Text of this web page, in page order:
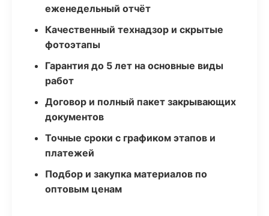
еженедельный отчёт
Качественный технадзор и скрытые
фотоэтапы
Гарантия до 5 лет на основные виды
работ
Договор и полный пакет закрывающих
документов
Точные сроки с графиком этапов и
платежей
Подбор и закупка материалов по
оптовым ценам